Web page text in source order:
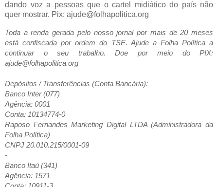
dando voz a pessoas que o cartel midiático do país não
quer mostrar. Pix: ajude@folhapolitica.org
Toda a renda gerada pelo nosso jornal por mais de 20 meses
está confiscada por ordem do TSE. Ajude a Folha Política a
continuar o seu trabalho. Doe por meio do PIX:
ajude@folhapolitica.org
Depósitos / Transferências (Conta Bancária):
Banco Inter (077)
Agência: 0001
Conta: 10134774-0
Raposo Fernandes Marketing Digital LTDA (Administradora da
Folha Política)
CNPJ 20.010.215/0001-09
-
Banco Itaú (341)
Agência: 1571